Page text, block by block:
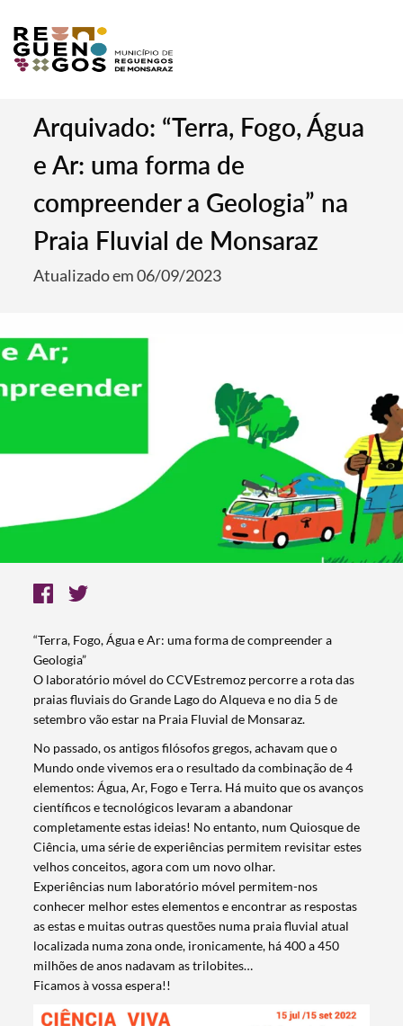
Arquivado: “Terra, Fogo, Água
e Ar: uma forma de
compreender a Geologia” na
Praia Fluvial de Monsaraz
Atualizado em 06/09/2023
“Terra, Fogo, Água e Ar: uma forma de compreender a
Geologia”
O laboratório móvel do CCVEstremoz percorre a rota das
praias fluviais do Grande Lago do Alqueva e no dia 5 de
setembro vão estar na Praia Fluvial de Monsaraz.
No passado, os antigos filósofos gregos, achavam que o
Mundo onde vivemos era o resultado da combinação de 4
elementos: Água, Ar, Fogo e Terra. Há muito que os avanços
científicos e tecnológicos levaram a abandonar
completamente estas ideias! No entanto, num Quiosque de
Ciência, uma série de experiências permitem revisitar estes
velhos conceitos, agora com um novo olhar.
Experiências num laboratório móvel permitem-nos
conhecer melhor estes elementos e encontrar as respostas
as estas e muitas outras questões numa praia fluvial atual
localizada numa zona onde, ironicamente, há 400 a 450
milhões de anos nadavam as trilobites…
Ficamos à vossa espera!!